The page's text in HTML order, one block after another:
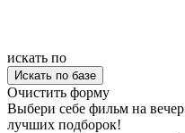
искать по
Очистить форму
Выбери себе фильм на вечер
лучших подборок!